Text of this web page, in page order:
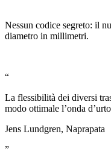
Nessun codice segreto: il
diametro in millimetri.
“
La flessibilità dei diversi
modo ottimale l’onda
Jens Lundgren, Naprapata
”